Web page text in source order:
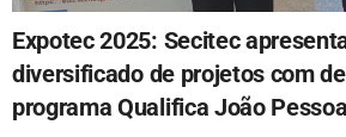
Expotec 2025: Secitec
diversificado de projetos com
programa Qualifica João Pessoa